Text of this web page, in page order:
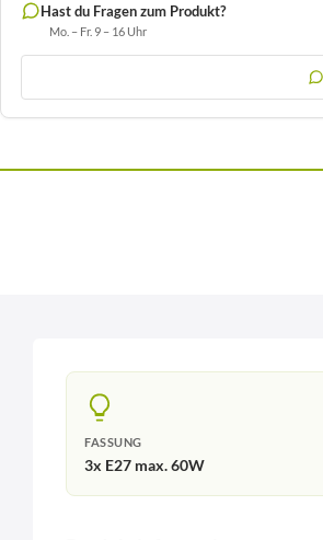
Hast du Fragen zum Produkt?
Mo. – Fr. 9 – 16 Uhr
FASSUNG
3x E27 max. 60W